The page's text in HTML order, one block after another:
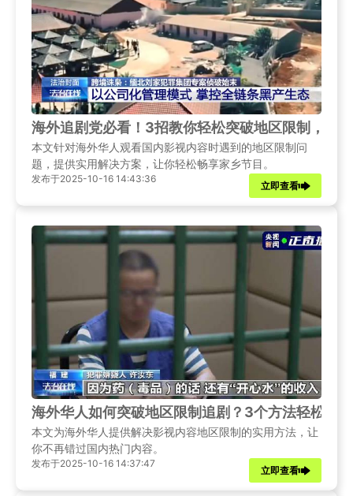
海外追剧党必看！3招教你轻松突破地区限制，告
本文针对海外华人观看国内影视内容时遇到的地区限制问
题，提供实用解决方案，让你轻松畅享家乡节目。
发布于2025-10-16 14:43:36
立即查看
海外华人如何突破地区限制追剧？3个方法轻松解
本文为海外华人提供解决影视内容地区限制的实用方法，让
你不再错过国内热门内容。
发布于2025-10-16 14:37:47
立即查看